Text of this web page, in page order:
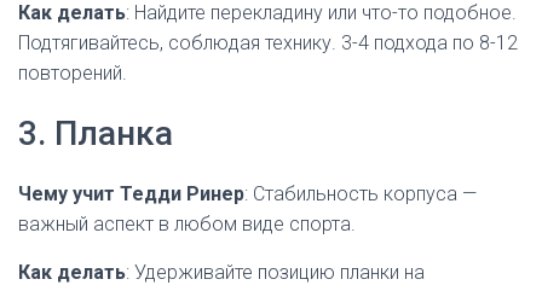
Как делать: Найдите перекладину или что-то подобное.
Подтягивайтесь, соблюдая технику. 3-4 подхода по 8-12
повторений.
3. Планка
Чему учит Тедди Ринер: Стабильность корпуса —
важный аспект в любом виде спорта.
Как делать: Удерживайте позицию планки на